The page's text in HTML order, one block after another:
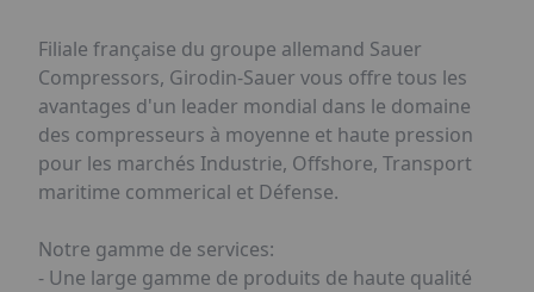
Filiale française du groupe allemand Sauer
Compressors, Girodin-Sauer vous offre tous les
avantages d'un leader mondial dans le domaine
des compresseurs à moyenne et haute pression
pour les marchés Industrie, Offshore, Transport
maritime commerical et Défense.
Notre gamme de services:
- Une large gamme de produits de haute qualité